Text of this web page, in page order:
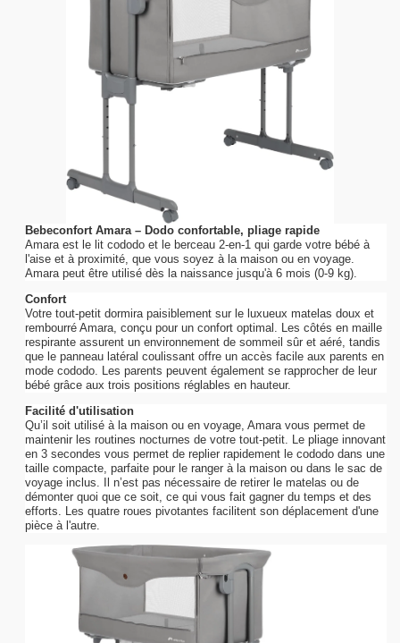
Bebeconfort Amara – Dodo confortable, pliage rapide
Amara est le lit cododo et le berceau 2-en-1 qui garde votre bébé à
l'aise et à proximité, que vous soyez à la maison ou en voyage.
Amara peut être utilisé dès la naissance jusqu'à 6 mois (0-9 kg).
Confort
Votre tout-petit dormira paisiblement sur le luxueux matelas doux et
rembourré Amara, conçu pour un confort optimal. Les côtés en maille
respirante assurent un environnement de sommeil sûr et aéré, tandis
que le panneau latéral coulissant offre un accès facile aux parents en
mode cododo. Les parents peuvent également se rapprocher de leur
bébé grâce aux trois positions réglables en hauteur.
Facilité d'utilisation
Qu’il soit utilisé à la maison ou en voyage, Amara vous permet de
maintenir les routines nocturnes de votre tout-petit. Le pliage innovant
en 3 secondes vous permet de replier rapidement le cododo dans une
taille compacte, parfaite pour le ranger à la maison ou dans le sac de
voyage inclus. Il n’est pas nécessaire de retirer le matelas ou de
démonter quoi que ce soit, ce qui vous fait gagner du temps et des
efforts. Les quatre roues pivotantes facilitent son déplacement d'une
pièce à l'autre.